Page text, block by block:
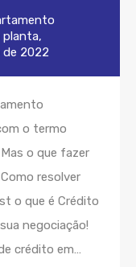
planta,
de 2022
o termo
o que fazer
resolver
o que é Crédito
negociação!
crédito em…